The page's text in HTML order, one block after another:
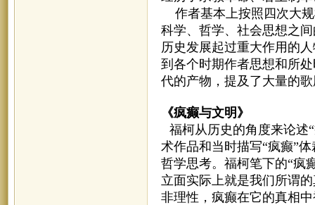
作者基本上按照四次大规
科学、哲学、社会思想之
历史发展起过重大作用的
到各个时期作者思想和所
代的产物，提及了大量的
《疯癫与文明》
福柯从历史的角度来论述
术作品和当时描写“疯癫”
哲学思考。福柯笔下的“疯
立面实际上就是我们所谓
非理性，疯癫在它的真相